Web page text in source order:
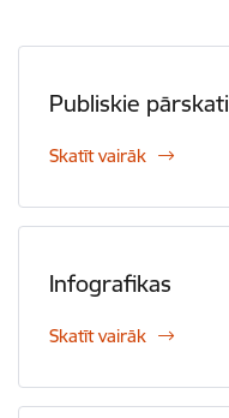
Publiskie pārskati
Skatīt vairāk
Infografikas
Skatīt vairāk